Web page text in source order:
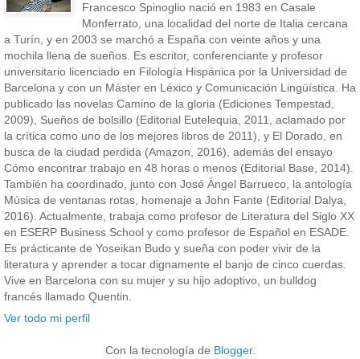
Francesco Spinoglio nació en 1983 en Casale
Monferrato, una localidad del norte de Italia cercana
a Turín, y en 2003 se marchó a España con veinte años y una
mochila llena de sueños. Es escritor, conferenciante y profesor
universitario licenciado en Filología Hispánica por la Universidad de
Barcelona y con un Máster en Léxico y Comunicación Lingüística. Ha
publicado las novelas Camino de la gloria (Ediciones Tempestad,
2009), Sueños de bolsillo (Editorial Eutelequia, 2011, aclamado por
la crítica como uno de los mejores libros de 2011), y El Dorado, en
busca de la ciudad perdida (Amazon, 2016), además del ensayo
Cómo encontrar trabajo en 48 horas o menos (Editorial Base, 2014).
También ha coordinado, junto con José Ángel Barrueco, la antología
Música de ventanas rotas, homenaje a John Fante (Editorial Dalya,
2016). Actualmente, trabaja como profesor de Literatura del Siglo XX
en ESERP Business School y como profesor de Español en ESADE.
Es prácticante de Yoseikan Budo y sueña con poder vivir de la
literatura y aprender a tocar dignamente el banjo de cinco cuerdas.
Vive en Barcelona con su mujer y su hijo adoptivo, un bulldog
francés llamado Quentin.
Ver todo mi perfil
Con la tecnología de Blogger.